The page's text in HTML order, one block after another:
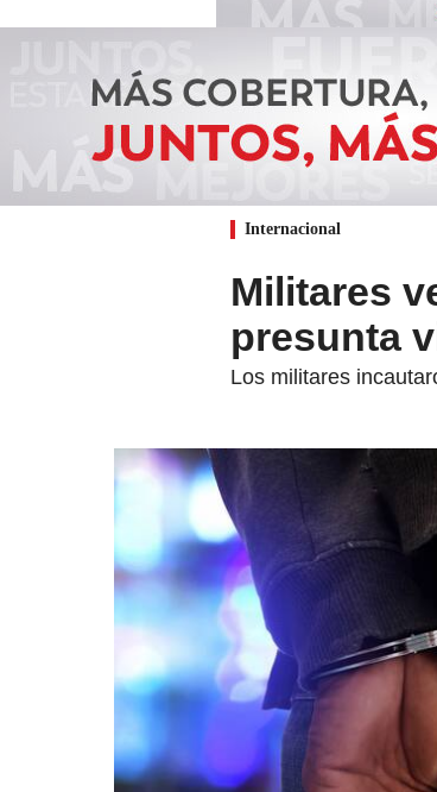
Internacional
Militares
presunta
Los militares